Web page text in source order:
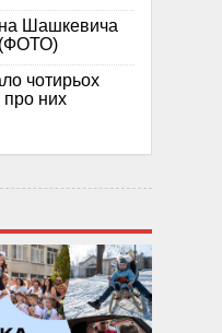
на Шашкевича
(ФОТО)
чотирьох
про них